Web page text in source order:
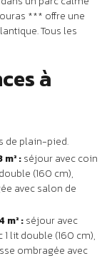
avec salon de
m² :séjour
ombragée avec
et chaise-
vue piscine,
à tarifs
fort Boyard,